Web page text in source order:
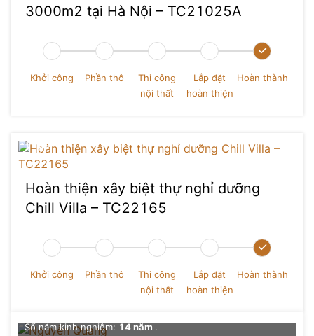
3000m2 tại Hà Nội – TC21025A
Khởi công Phần thô
Thi công
nội thất
Lắp đặt
hoàn thiện
Hoàn thành
Hoàn thiện xây biệt thự nghỉ dưỡng
Chill Villa – TC22165
Khởi công Phần thô
Thi công
nội thất
Lắp đặt
hoàn thiện
Hoàn thành
Nguyễn Quang
: Giám đốc thiết kế Kiến trúc
Số năm kinh nghiệm: 14 năm .